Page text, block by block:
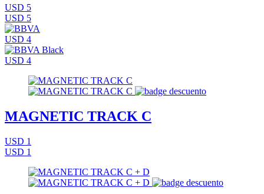
USD 5
USD 5
USD 4
USD 4
MAGNETIC TRACK C
USD 1
USD 1